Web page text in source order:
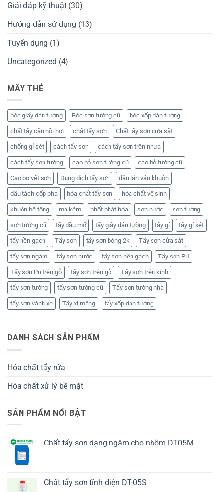
Giải đáp kỹ thuật (30)
Hướng dẫn sử dụng (13)
Tuyển dụng (1)
Uncategorized (4)
MÂY THẺ
bóc giấy dán tường Bóc sơn tường cũ bóc xốp dán tường
chất tẩy cặn nồi hơi chất tẩy sơn Chất tẩy sơn cửa sắt
chống gỉ sét cách tẩy sơn cách tẩy sơn trên nhựa
cách tẩy sơn tường cạo bỏ sơn tường cũ cạo bỏ tường cũ
Cạo bỏ vết sơn Dung dịch tẩy sơn dầu lăn ván khuôn
dầu tách cốp pha hóa chất tẩy sơn hóa chất vệ sinh
khuôn bê tông mạ kẽm phốt phát hóa sơn nước sơn tường
sơn tường cũ tẩy dầu mỡ tẩy giấy dán tường tẩy gỉ tẩy gỉ sét
tẩy nền gạch Tẩy sơn tẩy sơn bóng 2k Tẩy sơn cửa sắt
tẩy sơn ngâm tẩy sơn nước tẩy sơn nền gạch Tẩy sơn PU
Tẩy sơn Pu trên gỗ tẩy sơn trên gỗ Tẩy sơn trên kính
tẩy sơn tường tẩy sơn tường cũ Tẩy sơn tường nhà
tẩy sơn vành xe Tẩy xi măng tẩy xốp dán tường
DANH SÁCH SẢN PHẨM
Hóa chất tẩy rửa
Hóa chất xử lý bề mặt
SẢN PHẨM NỔI BẬT
Chất tẩy sơn dạng ngâm cho nhôm DT05M
Chất tẩy sơn tĩnh điện DT-05S